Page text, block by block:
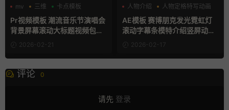
mv
三维 卡点模板
Pr视频模板 潮流音乐节演唱会
背景屏幕滚动大标题视频包装
2026-02-21
人物介绍
人物定格特写动画
动态海报
AE模板 赛博朋克发光霓虹灯
滚动字幕条模特介绍竖屏动态
2026-02-17
评论 0
请先 登录